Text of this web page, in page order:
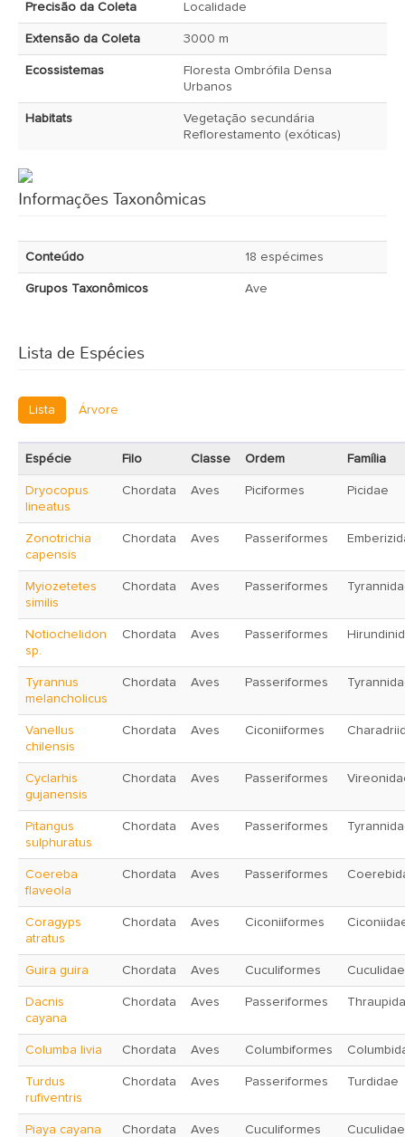
Precisão da Coleta Localidade
Extensão da Coleta 3000 m
Ecossistemas
Floresta Ombrófila Densa
Urbanos
Habitats
Vegetação secundária
Reflorestamento (exóticas)
Informações Taxonômicas
Conteúdo 18 espécimes
Grupos Taxonômicos Ave
Lista de Espécies
Lista Árvore
Espécie Filo Classe Ordem Família
Dryocopus
lineatus
Chordata Aves Piciformes Picidae
Zonotrichia
capensis
Chordata Aves Passeriformes
Myiozetetes
similis
Chordata Aves Passeriformes
Notiochelidon
sp.
Chordata Aves Passeriformes
Tyrannus
melancholicus
Chordata Aves Passeriformes
Vanellus
chilensis
Chordata Aves Ciconiiformes
Cyclarhis
gujanensis
Chordata Aves Passeriformes
Pitangus
sulphuratus
Chordata Aves Passeriformes
Coereba
flaveola
Chordata Aves Passeriformes
Coragyps
atratus
Chordata Aves Ciconiiformes
Guira guira Chordata Aves Cuculiformes Cuculidae
Dacnis
cayana
Chordata Aves Passeriformes
Columba livia Chordata Aves Columbiformes
Turdus
rufiventris
Chordata Aves Passeriformes Turdidae
Piaya cayana Chordata Aves Cuculiformes Cuculidae